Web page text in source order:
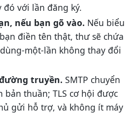
đó với lần đăng ký.
nếu bạn gõ vào. Nếu biểu
điền tên thật, thư sẽ chứa
một-lần không thay đổi
truyền. SMTP chuyển
bản thuần; TLS cơ hội được
gửi hỗ trợ, và không ít máy